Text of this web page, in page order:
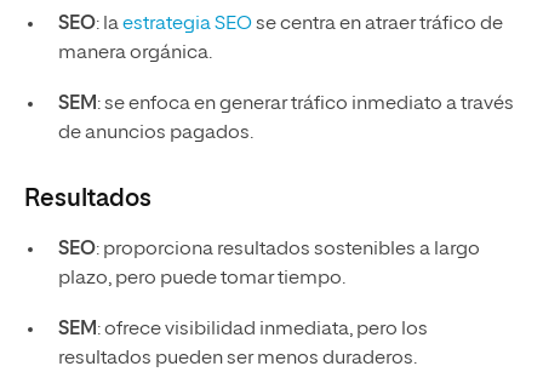
SEO: laestrategia SEOse centra en atraer tráfico de
manera orgánica.
SEM: se enfoca en generar tráfico inmediato a través
de anuncios pagados.
Resultados
SEO: proporciona resultados sostenibles a largo
plazo, pero puede tomar tiempo.
SEM: ofrece visibilidad inmediata, pero los
resultados pueden ser menos duraderos.